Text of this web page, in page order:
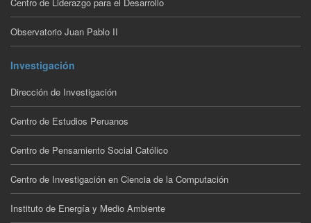
Centro de Liderazgo para el Desarrollo
Observatorio Juan Pablo II
Investigación
Dirección de Investigación
Centro de Estudios Peruanos
Centro de Pensamiento Social Católico
Centro de Investigación en Ciencia de la Computación
Instituto de Energía y Medio Ambiente